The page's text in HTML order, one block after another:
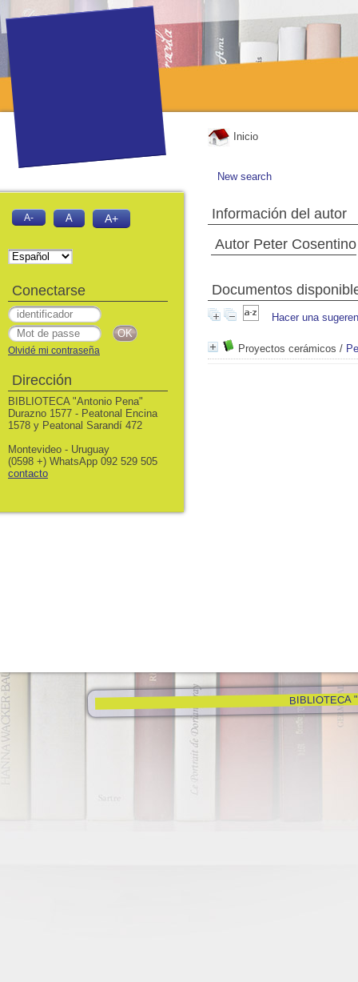
Inicio
New search
Información del autor
Autor Peter Cosentino
Documentos
Hacer una
Proyectos cerámicos /
BIBLIOTECA
A- A A+
Conectarse
Olvidé mi contraseña
Dirección
BIBLIOTECA "Antonio Pena"
Durazno 1577 - Peatonal Encina
1578 y Peatonal Sarandí 472
Montevideo - Uruguay
(0598 +) WhatsApp 092 529 505
contacto